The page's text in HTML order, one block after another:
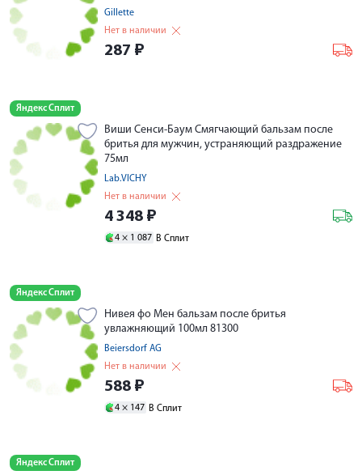
Gillette
Нет в наличии
287 ₽
Яндекс Сплит
Виши Сенси-Баум Смягчающий бальзам после
бритья для мужчин, устраняющий раздражение
75мл
Lab.VICHY
Нет в наличии
4 348 ₽
4 × 1 087 В Сплит
Яндекс Сплит
Нивея фо Мен бальзам после бритья
увлажняющий 100мл 81300
Beiersdorf AG
Нет в наличии
588 ₽
4 × 147 В Сплит
Яндекс Сплит